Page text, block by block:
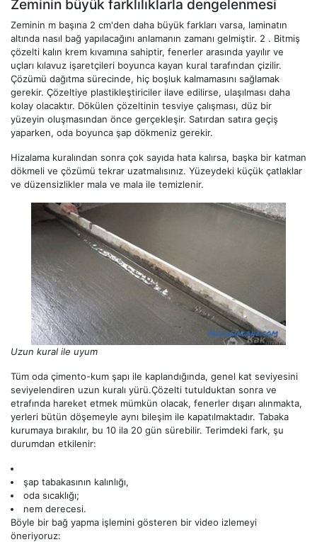
Zeminin büyük farklılıklarla dengelenmesi
Zeminin m başına 2 cm'den daha büyük farkları varsa, laminatın
altında nasıl bağ yapılacağını anlamanın zamanı gelmiştir. 2 . Bitmiş
çözelti kalın krem ​​kıvamına sahiptir, fenerler arasında yayılır ve
uçları kılavuz işaretçileri boyunca kayan kural tarafından çizilir.
Çözümü dağıtma sürecinde, hiç boşluk kalmamasını sağlamak
gerekir. Çözeltiye plastikleştiriciler ilave edilirse, ulaşılması daha
kolay olacaktır. Dökülen çözeltinin tesviye çalışması, düz bir
yüzeyin oluşmasından önce gerçekleşir. Satırdan satıra geçiş
yaparken, oda boyunca şap dökmeniz gerekir.
Hizalama kuralından sonra çok sayıda hata kalırsa, başka bir katman
dökmeli ve çözümü tekrar uzatmalısınız. Yüzeydeki küçük çatlaklar
ve düzensizlikler mala ve mala ile temizlenir.
Uzun kural ile uyum
Tüm oda çimento-kum şapı ile kaplandığında, genel kat seviyesini
seviyelendiren uzun kuralı yürü.Çözelti tutulduktan sonra ve
etrafında hareket etmek mümkün olacak, fenerler dışarı alınmakta,
yerleri bütün döşemeyle aynı bileşim ile kapatılmaktadır. Tabaka
kurumaya bırakılır, bu 10 ila 20 gün sürebilir. Terimdeki fark, şu
durumdan etkilenir:
şap tabakasının kalınlığı,
oda sıcaklığı;
nem derecesi.
Böyle bir bağ yapma işlemini gösteren bir video izlemeyi
öneriyoruz: